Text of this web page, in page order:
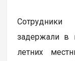
Сотрудники
задержали в
летних